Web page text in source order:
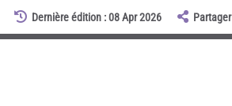
Dernière édition : 08 Apr 2026 Partager